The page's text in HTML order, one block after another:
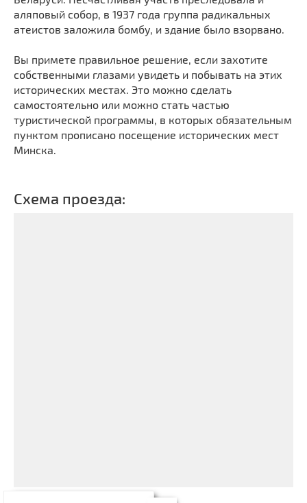
Театры
Концертные залы
аляповый собор, в 1937 года группа радикальных
атеистов заложила бомбу, и здание было взорвано.
Вы примете правильное решение, если захотите
собственными глазами увидеть и побывать на этих
исторических местах. Это можно сделать
самостоятельно или можно стать частью
туристической программы, в которых обязательным
пунктом прописано посещение исторических мест
Минска.
Схема проезда: